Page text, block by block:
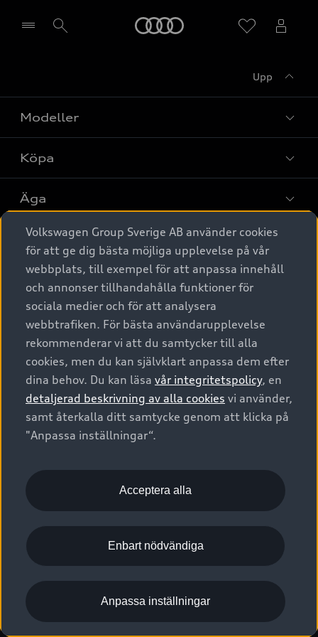
Upp
Modeller
Alla modeller
Elbilar
A6 modellerna
SUV
Avant
Audi Sport
Köpa
Privaterbjudanden
Privatleasing
Nya bilar i lager
Begagnade bilar i lager
Audi approved :plus - så gott som nya
Finansiering
Audi exclusive
Provkörning
Äga
Service & tillbehör
Audi digital services
Originaltillbehör - köp online
Garantier
Försäkring
Digitala manualer för din Audi
Audi Collection – livsstilsartiklar
Vanliga frågor
2G/3G nätet stängs ned - Hur påverkas min bil av detta?
Tjänstebil
Tjänstebil
Business lease online
Företagsleasing
Om Audi Sverige
Kontakta oss
Audi Återförsäljare/-serviceverkstad
myAudi
Pressmeddelanden
Nyhetsbrev
Vårt hållbarhetsarbete
Lediga tjänster huvudkontor
Lediga tjänster hos Audi Återförsäljare
Kommentar till mediauppgifter om dataläcka
© 2026 AUDI SVERIGE. All Rights Reserved.
Utgivare Juridiskt
Juridiskt Audi AG
Juridiskt Audi Digital Giveaway
Anpassa inställningar för cookies
Visselblåsarkanaler
Volkswagen Group Sverige AB använder cookies
för att ge dig bästa möjliga upplevelse på vår
webbplats, till exempel för att anpassa innehåll
och annonser tillhandahålla funktioner för
sociala medier och för att analysera
webbtrafiken. För bästa användarupplevelse
rekommenderar vi att du samtycker till alla
cookies, men du kan självklart anpassa dem efter
dina behov. Du kan läsa vår integritetspolicy, en
detaljerad beskrivning av alla cookies vi använder,
samt återkalla ditt samtycke genom att klicka på
"Anpassa inställningar“.
Acceptera alla
Enbart nödvändiga
Anpassa inställningar